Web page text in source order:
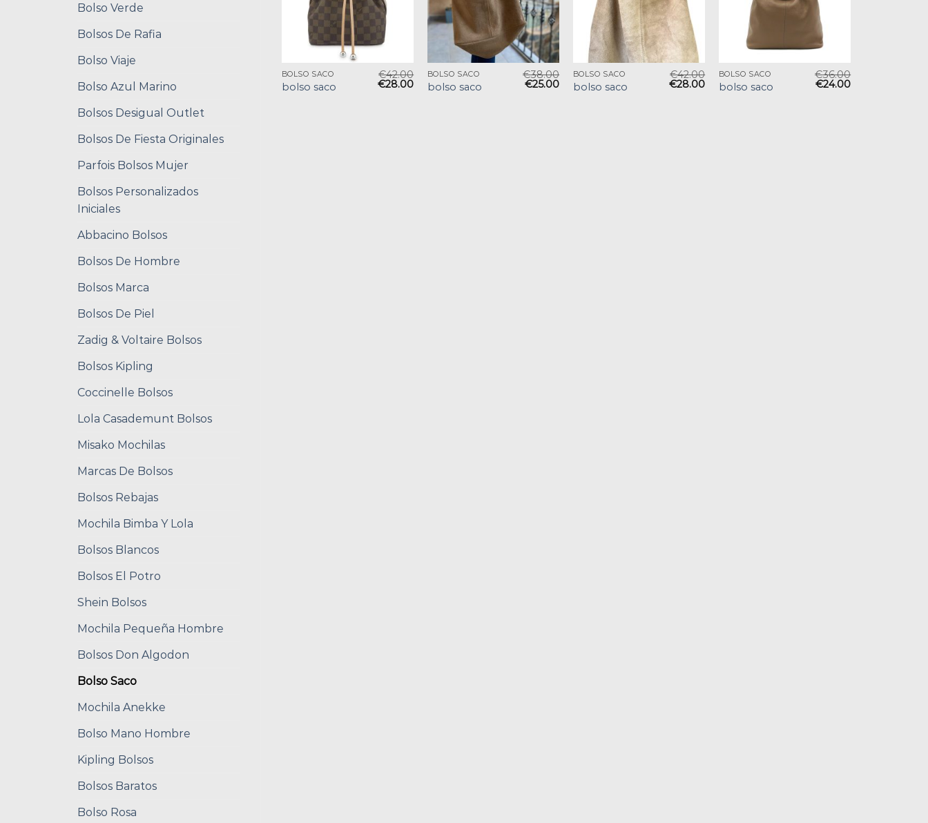
Bolso Verde
Bolsos De Rafia
Bolso Viaje
Bolso Azul Marino
Bolsos Desigual Outlet
Bolsos De Fiesta Originales
Parfois Bolsos Mujer
Bolsos Personalizados
Iniciales
Abbacino Bolsos
Bolsos De Hombre
Bolsos Marca
Bolsos De Piel
Zadig & Voltaire Bolsos
Bolsos Kipling
Coccinelle Bolsos
Lola Casademunt Bolsos
Misako Mochilas
Marcas De Bolsos
Bolsos Rebajas
Mochila Bimba Y Lola
Bolsos Blancos
Bolsos El Potro
Shein Bolsos
Mochila Pequeña Hombre
Bolsos Don Algodon
Bolso Saco
Mochila Anekke
Bolso Mano Hombre
Kipling Bolsos
Bolsos Baratos
Bolso Rosa
BOLSO SACO
bolso saco
€42.00
€28.00
BOLSO SACO
bolso saco
€38.00
€25.00
BOLSO SACO
bolso saco
€42.00
€28.00
BOLSO SACO
bolso saco
€36.00
€24.00